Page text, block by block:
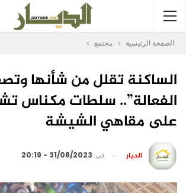
الصفحة الرئيسية مجتمع
الساكنة تقلل من شأنها
الفعالة”.. سلطات مكناس
على مقاهي الشيشة
الديار في 31/08/2023 - 20:19